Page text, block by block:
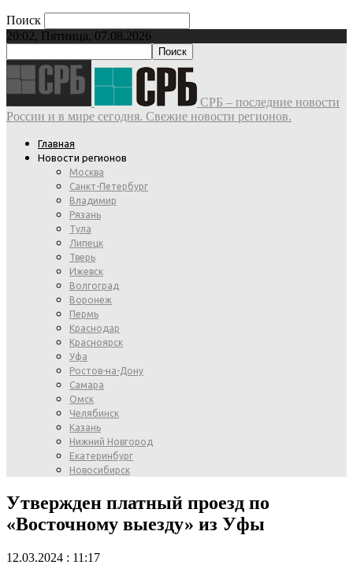
Поиск
20:02, Пятница, 07.08.2026
СРБ – последние новости
России и в мире сегодня. Свежие новости регионов.
Главная
Новости регионов
Москва
Санкт-Петербург
Владимир
Рязань
Тула
Липецк
Тверь
Ижевск
Волгоград
Воронеж
Пермь
Краснодар
Красноярск
Уфа
Ростов-на-Дону
Самара
Омск
Челябинск
Казань
Нижний Новгород
Екатеринбург
Новосибирск
Утвержден платный проезд по
«Восточному выезду» из Уфы
12.03.2024 : 11:17